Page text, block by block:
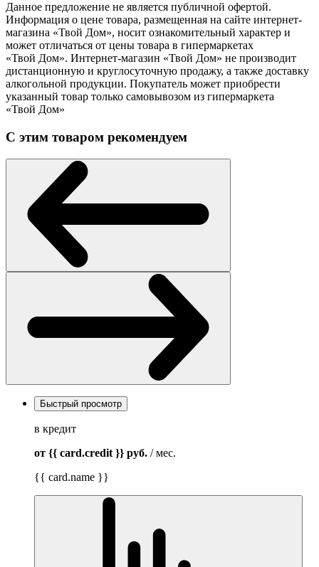
Данное предложение не является публичной офертой.
Информация о цене товара, размещенная на сайте интернет-
магазина «Твой Дом», носит ознакомительный характер и
может отличаться от цены товара в гипермаркетах
«Твой Дом». Интернет-магазин «Твой Дом» не производит
дистанционную и круглосуточную продажу, а также доставку
алкогольной продукции. Покупатель может приобрести
указанный товар только самовывозом из гипермаркета
«Твой Дом»
С этим товаром рекомендуем
Быстрый просмотр
в кредит
от {{ card.credit }} руб. / мес.
{{ card.name }}